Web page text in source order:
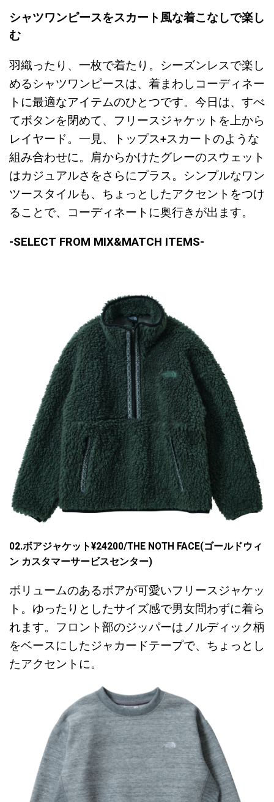
シャツワンピースをスカート風な着こなしで楽し
む
羽織ったり、一枚で着たり。シーズンレスで楽し
めるシャツワンピースは、着まわしコーディネー
トに最適なアイテムのひとつです。今日は、すべ
てボタンを閉めて、フリースジャケットを上から
レイヤード。一見、トップス+スカートのような
組み合わせに。肩からかけたグレーのスウェット
はカジュアルさをさらにプラス。シンプルなワン
ツースタイルも、ちょっとしたアクセントをつけ
ることで、コーディネートに奥行きが出ます。
-SELECT FROM MIX&MATCH ITEMS-
02.ボアジャケット¥24200/THE NOTH FACE(ゴールドウィ
ン カスタマーサービスセンター)
ボリュームのあるボアが可愛いフリースジャケッ
ト。ゆったりとしたサイズ感で男女問わずに着ら
れます。フロント部のジッパーはノルディック柄
をベースにしたジャカードテープで、ちょっとし
たアクセントに。